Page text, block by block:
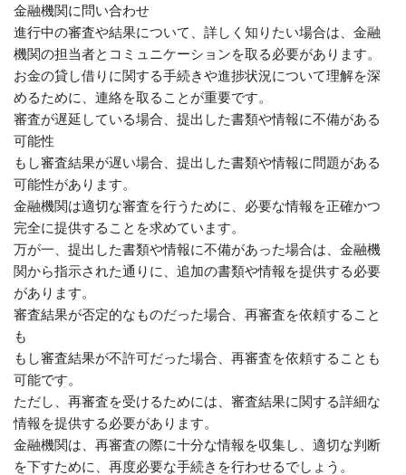
金融機関に問い合わせ
進行中の審査や結果について、詳しく知りたい場合は、金融
機関の担当者とコミュニケーションを取る必要があります。
お金の貸し借りに関する手続きや進捗状況について理解を深
めるために、連絡を取ることが重要です。
審査が遅延している場合、提出した書類や情報に不備がある
可能性
もし審査結果が遅い場合、提出した書類や情報に問題がある
可能性があります。
金融機関は適切な審査を行うために、必要な情報を正確かつ
完全に提供することを求めています。
万が一、提出した書類や情報に不備があった場合は、金融機
関から指示された通りに、追加の書類や情報を提供する必要
があります。
審査結果が否定的なものだった場合、再審査を依頼すること
も
もし審査結果が不許可だった場合、再審査を依頼することも
可能です。
ただし、再審査を受けるためには、審査結果に関する詳細な
情報を提供する必要があります。
金融機関は、再審査の際に十分な情報を収集し、適切な判断
を下すために、再度必要な手続きを行わせるでしょう。